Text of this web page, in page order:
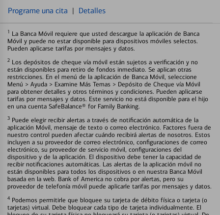
Programe una cita | Detalles
1 La Banca Móvil requiere que usted descargue la aplicación de Banca
Móvil y puede no estar disponible para dispositivos móviles selectos.
Pueden aplicarse tarifas por mensajes y datos.
2 Los depósitos de cheque vía móvil están sujetos a verificación y no
están disponibles para retiro de fondos inmediato. Se aplican otras
restricciones. En el menú de la aplicación de Banca Móvil, seleccione
Menú > Ayuda > Examine Más Temas > Depósito de Cheque vía Móvil
para obtener detalles y otros términos y condiciones. Pueden aplicarse
tarifas por mensajes y datos. Este servicio no está disponible para el hijo
en una cuenta SafeBalance® for Family Banking.
3 Puede elegir recibir alertas a través de notificación automática de la
aplicación Móvil, mensaje de texto o correo electrónico. Factores fuera de
nuestro control pueden afectar cuándo recibirá alertas de nosotros. Estos
incluyen a su proveedor de correo electrónico, configuraciones de correo
electrónico, su proveedor de servicio móvil, configuraciones del
dispositivo y de la aplicación. El dispositivo debe tener la capacidad de
recibir notificaciones automáticas. Las alertas de la aplicación móvil no
están disponibles para todos los dispositivos o en nuestra Banca Móvil
basada en la web. Bank of America no cobra por alertas, pero su
proveedor de telefonía móvil puede aplicarle tarifas por mensajes y datos.
4 Podemos permitirle que bloquee su tarjeta de débito física o tarjeta (o
tarjetas) virtual. Debe bloquear cada tipo de tarjeta individualmente. El